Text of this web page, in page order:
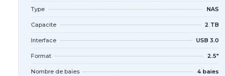
Type NAS
Capacite 2 TB
Interface USB 3.0
Format 2.5"
Nombre de baies 4 baies